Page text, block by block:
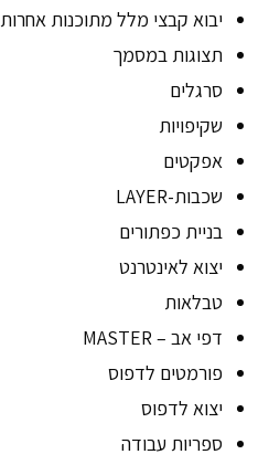
יבוא קבצי מלל מתוכנות אחרות
תצוגות במסמך
סרגלים
שקיפויות
אפקטים
שכבות-LAYER
בניית כפתורים
יצוא לאינטרנט
טבלאות
דפי אב – MASTER
פורמטים לדפוס
יצוא לדפוס
ספריות עבודה